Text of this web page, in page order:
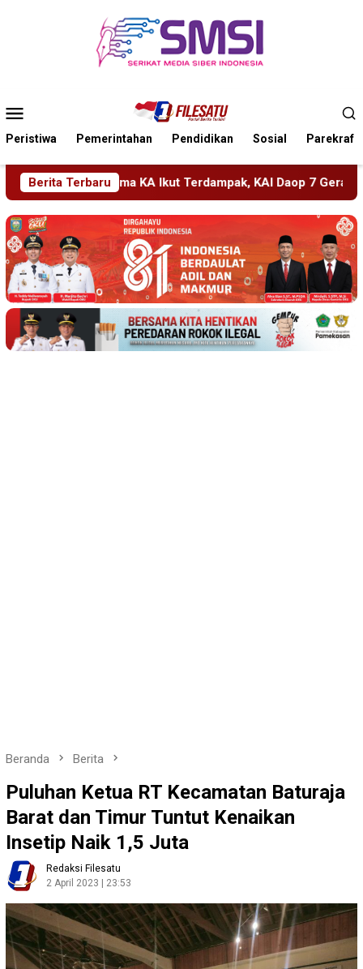
Mobile
Peristiwa Pemerintahan Pendidikan Sosial Parekraf
Berita Terbaru
KAI Daop 7 Gerak Cepat Pulihkan Layanan PMR
Beranda Berita
Puluhan Ketua RT Kecamatan Baturaja
Barat dan Timur Tuntut Kenaikan
Insetip Naik 1,5 Juta
Redaksi Filesatu
2 April 2023 | 23:53